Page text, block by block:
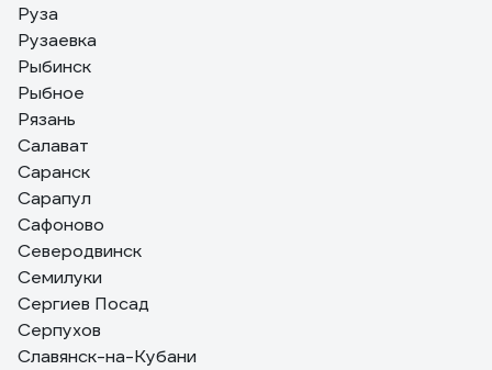
Руза
Рузаевка
Рыбинск
Рыбное
Рязань
Салават
Саранск
Сарапул
Сафоново
Северодвинск
Семилуки
Сергиев Посад
Серпухов
Славянск-на-Кубани